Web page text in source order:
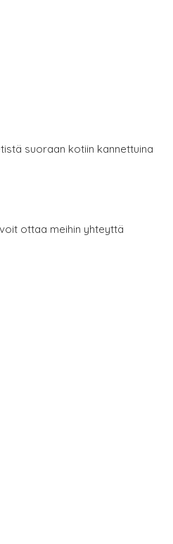
suoraan kotiin kannettuina
ottaa meihin yhteyttä